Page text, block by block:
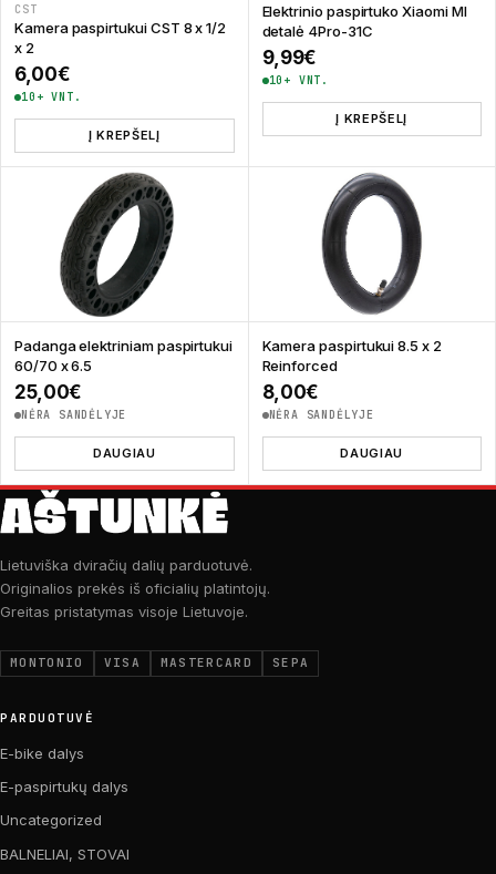
CST
Kamera paspirtukui CST 8 x 1/2
x 2
6,00€
10+ VNT.
Į KREPŠELĮ
Elektrinio paspirtuko Xiaomi MI
detalė 4Pro-31C
9,99€
10+ VNT.
Į KREPŠELĮ
Padanga elektriniam paspirtukui
60/70 x 6.5
25,00€
NĖRA SANDĖLYJE
DAUGIAU
Kamera paspirtukui 8.5 x 2
Reinforced
8,00€
NĖRA SANDĖLYJE
DAUGIAU
Lietuviška dviračių dalių parduotuvė.
Originalios prekės iš oficialių platintojų.
Greitas pristatymas visoje Lietuvoje.
MONTONIO VISA MASTERCARD SEPA
PARDUOTUVĖ
E-bike dalys
E-paspirtukų dalys
Uncategorized
BALNELIAI, STOVAI